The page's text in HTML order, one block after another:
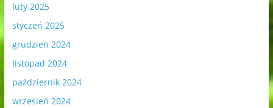
luty 2025
styczeń 2025
grudzień 2024
listopad 2024
październik 2024
wrzesień 2024